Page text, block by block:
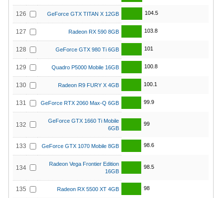
126 GeForce GTX TITAN X 12GB 104.5
127 Radeon RX 590 8GB 103.8
128 GeForce GTX 980 Ti 6GB 101
129 Quadro P5000 Mobile 16GB 100.8
130 Radeon R9 FURY X 4GB 100.1
131 GeForce RTX 2060 Max-Q 6GB 99.9
132
GeForce GTX 1660 Ti Mobile
6GB
99
133 GeForce GTX 1070 Mobile 8GB 98.6
134
Radeon Vega Frontier Edition
16GB
98.5
135 Radeon RX 5500 XT 4GB 98